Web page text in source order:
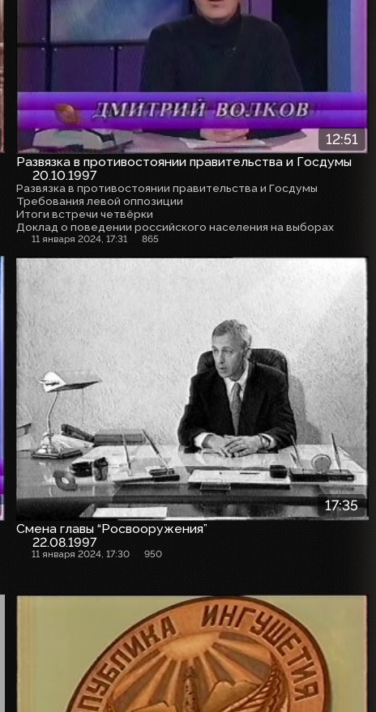
12:51
Развязка в противостоянии правительства и Госдумы
20.10.1997
Развязка в противостоянии правительства и Госдумы
Требования левой оппозиции
Итоги встречи четвёрки
Доклад о поведении российского населения на выборах
11 января 2024, 17:31 865
17:35
Смена главы “Росвооружения”
22.08.1997
11 января 2024, 17:30 950